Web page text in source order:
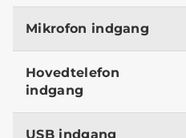
Mikrofon indgang
Hovedtelefon
indgang
USB indgang